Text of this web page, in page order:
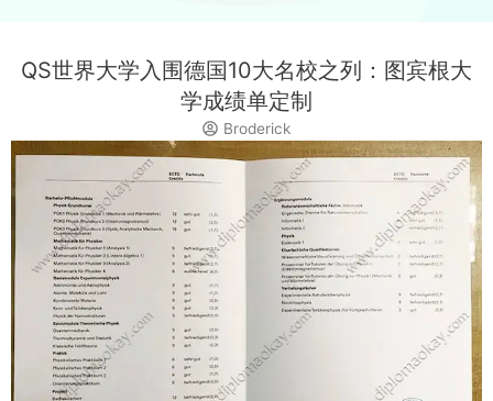
QS世界大学入围德国10大名校之列：图宾根大
学成绩单定制
Broderick